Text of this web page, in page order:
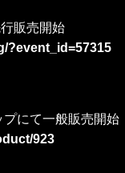
販売開始
?event_id=57315
にて一般販売開始
923